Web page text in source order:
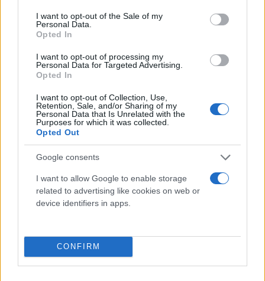
consent section.
I want to opt-out of the Sale of my
Personal Data.
Opted In
I want to opt-out of processing my
Personal Data for Targeted Advertising.
Opted In
I want to opt-out of Collection, Use,
Retention, Sale, and/or Sharing of my
Personal Data that Is Unrelated with the
Purposes for which it was collected.
Opted Out
Google consents
I want to allow Google to enable storage
related to advertising like cookies on web or
device identifiers in apps.
CONFIRM
Βάρης-Κορωπίου
Καθυστερήσει και στην Αττική Οδό
Τα 20 λεπτά φτάνουν οι καθυστερήσεις στην Αττική
Συγκεκριμένα: «Καθυστερήσεις στο ρεύμα προς
Αεροδρόμιο: 15’-20’ από κόμβο Δημοκρατίας έως
κόμβο Κηφισίας.